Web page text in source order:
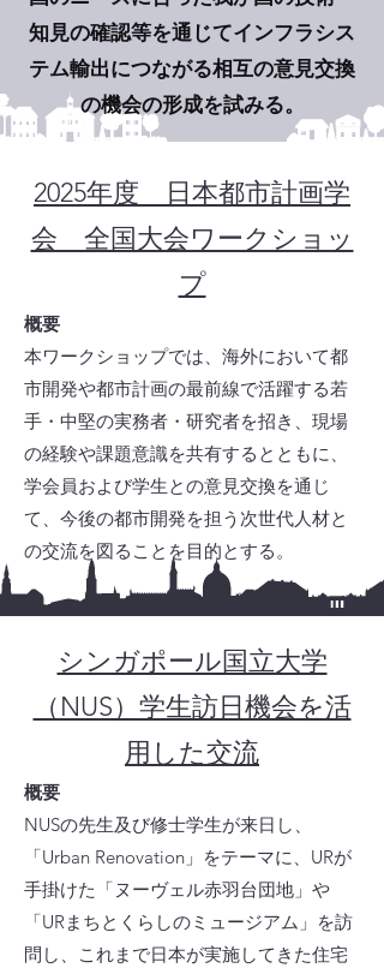
知見の確認等を通じてインフラシス
テム輸出につながる相互の意見交換
の機会の形成を試みる。
2025年度 日本都市計画学
会 全国大会​ワークショッ
プ
概要​
本ワークショップでは、海外において都
市開発や都市計画の最前線で活躍する若
手・中堅の実務者・研究者を招き、現場
の経験や課題意識を共有するとともに、
学会員および学生との意見交換を通じ
て、今後の都市開発を担う次世代人材と
の交流を図ることを目的とする。
シンガポール国立大学
（NUS）学生訪日機会を活
用した交流
概要​
NUSの先生及び修士学生が来日し、
「Urban Renovation」をテーマに、URが
手掛けた「ヌーヴェル赤羽台団地」や
「URまちとくらしのミュージアム」を訪
問し、これまで日本が実施してきた住宅